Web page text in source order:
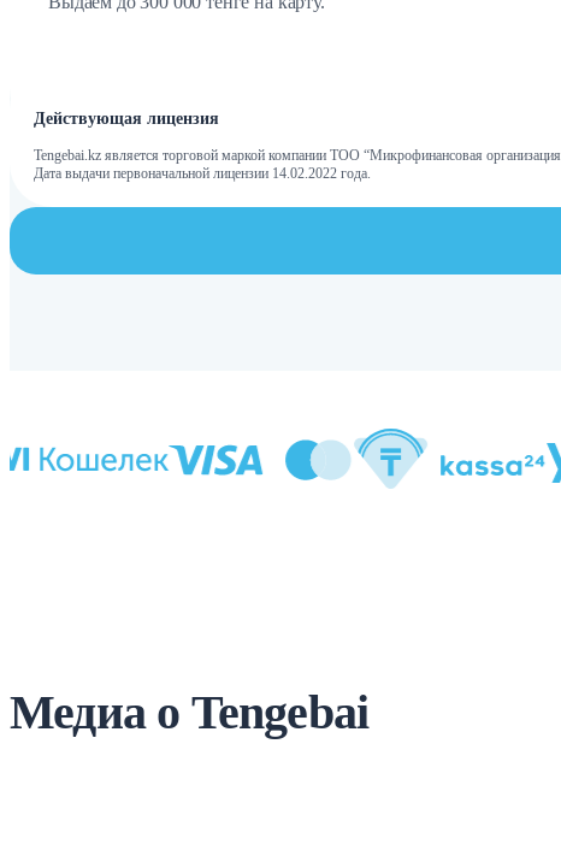
Действующая лицензия
Tengebai.kz является торговой маркой компании ТОО “Микрофинансовая
Дата выдачи первоначальной лицензии 14.02.2022 года.
Медиа о Tengebai